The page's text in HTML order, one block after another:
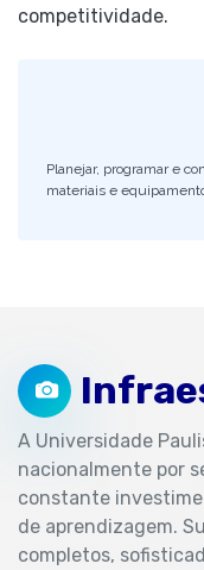
competitividade.
Planejar, programar e
materiais e
A Universidade
nacionalmente por
constante
de aprendizagem.
completos,